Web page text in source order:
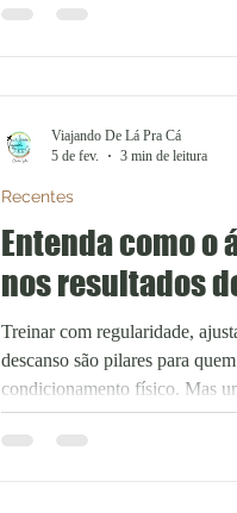
por refeições mais leves,
e qualidade nutricional,
Entenda como
nos resultados
Treinar com regularidade,
descanso são pilares para
condicionamento físico. Mas
academia pode interferir
de bebida alcoólica. Estudos
Recentes
Viajando De Lá Pra Cá
5 de fev.
3 min de leitura